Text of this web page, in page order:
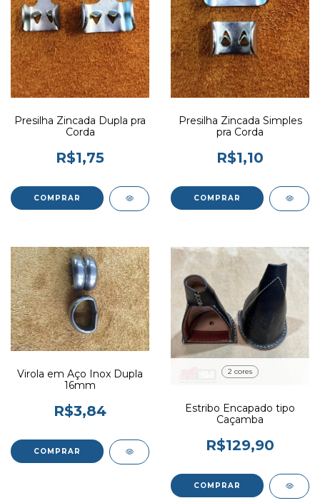
Presilha Zincada Dupla pra
Corda
R$1,75
COMPRAR
Presilha Zincada Simples
pra Corda
R$1,10
COMPRAR
Virola em Aço Inox Dupla
16mm
R$3,84
2 cores
Estribo Encapado tipo
Caçamba
R$129,90
COMPRAR